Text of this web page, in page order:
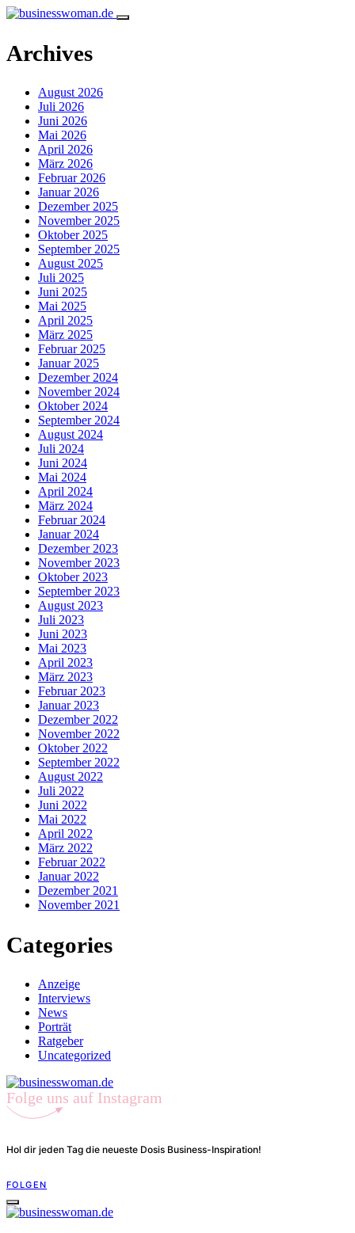
Archives
August 2026
Juli 2026
Juni 2026
Mai 2026
April 2026
März 2026
Februar 2026
Januar 2026
Dezember 2025
November 2025
Oktober 2025
September 2025
August 2025
Juli 2025
Juni 2025
Mai 2025
April 2025
März 2025
Februar 2025
Januar 2025
Dezember 2024
November 2024
Oktober 2024
September 2024
August 2024
Juli 2024
Juni 2024
Mai 2024
April 2024
März 2024
Februar 2024
Januar 2024
Dezember 2023
November 2023
Oktober 2023
September 2023
August 2023
Juli 2023
Juni 2023
Mai 2023
April 2023
März 2023
Februar 2023
Januar 2023
Dezember 2022
November 2022
Oktober 2022
September 2022
August 2022
Juli 2022
Juni 2022
Mai 2022
April 2022
März 2022
Februar 2022
Januar 2022
Dezember 2021
November 2021
Categories
Anzeige
Interviews
News
Porträt
Ratgeber
Uncategorized
Folge uns auf Instagram
Hol dir jeden Tag die neueste Dosis Business-Inspiration!
FOLGEN